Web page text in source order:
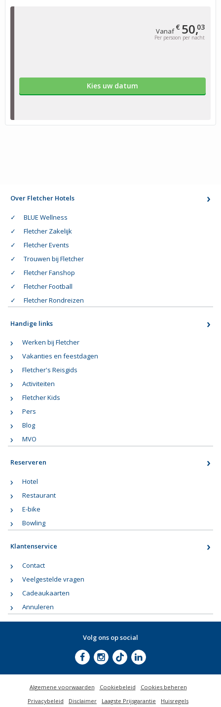
Vanaf€ 50,03
Per persoon per nacht
Kies uw datum
Over Fletcher Hotels
BLUE Wellness
Fletcher Zakelijk
Fletcher Events
Trouwen bij Fletcher
Fletcher Fanshop
Fletcher Football
Fletcher Rondreizen
Handige links
Werken bij Fletcher
Vakanties en feestdagen
Fletcher's Reisgids
Activiteiten
Fletcher Kids
Pers
Blog
MVO
Reserveren
Hotel
Restaurant
E-bike
Bowling
Klantenservice
Contact
Veelgestelde vragen
Cadeaukaarten
Annuleren
Volg ons op social
Algemene voorwaarden Cookiebeleid
Cookies beheren
Privacybeleid
Disclaimer Laagste Prijsgarantie Huisregels